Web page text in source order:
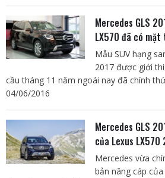
Mercedes GLS
LX570 đã có mặt
Mẫu SUV hạng
2017 được giới
cầu tháng 11 năm ngoái nay đã chính
04/06/2016
Mercedes GLS
của Lexus LX570
Mercedes vừa
bản nâng cáp